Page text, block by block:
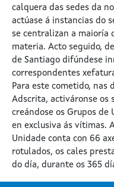
calquera das sedes da
actúase á instancias do
se centralizan a maioría
materia. Acto seguido,
de Santiago difúndese
correspondentes
Para este cometido, nas
Adscrita, activáronse os
creándose os Grupos de
en exclusiva ás vítimas.
Unidade conta con 66
rotulados, os cales
do día, durante os 365